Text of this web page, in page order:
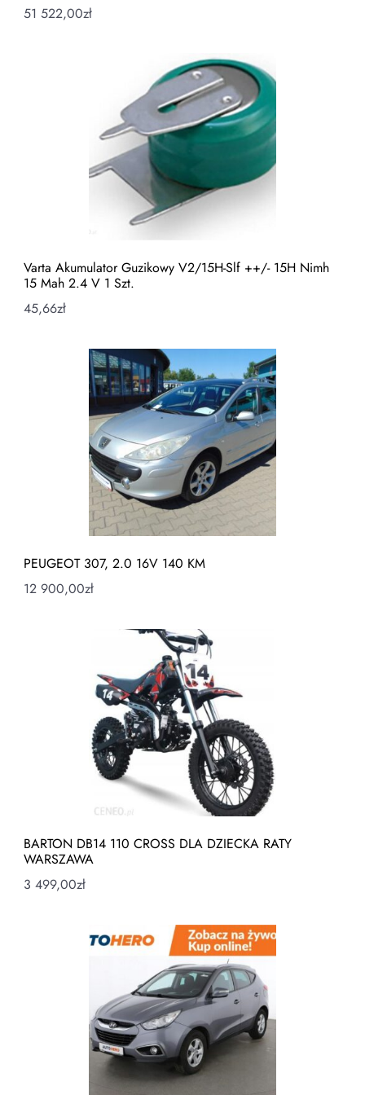
51 522,00zł
Varta Akumulator Guzikowy V2/15H-Slf ++/- 15H Nimh
15 Mah 2.4 V 1 Szt.
45,66zł
PEUGEOT 307, 2.0 16V 140 KM
12 900,00zł
BARTON DB14 110 CROSS DLA DZIECKA RATY
WARSZAWA
3 499,00zł